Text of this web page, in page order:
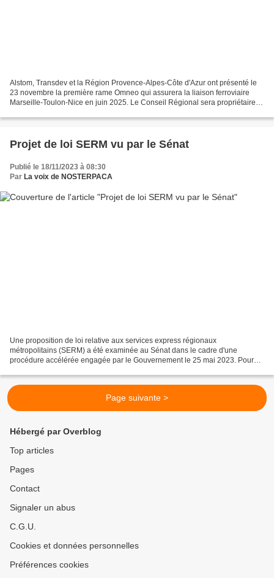
Alstom, Transdev et la Région Provence-Alpes-Côte d'Azur ont présenté le
23 novembre la première rame Omneo qui assurera la liaison ferroviaire
Marseille-Toulon-Nice en juin 2025. Le Conseil Régional sera propriétaire
Projet de loi SERM vu par le Sénat
Publié le 18/11/2023 à 08:30
Par La voix de NOSTERPACA
Une proposition de loi relative aux services express régionaux
métropolitains (SERM) a été examinée au Sénat dans le cadre d'une
procédure accélérée engagée par le Gouvernement le 25 mai 2023. Pour
Page suivante >
Hébergé par Overblog
Top articles
Pages
Contact
Signaler un abus
C.G.U.
Cookies et données personnelles
Préférences cookies